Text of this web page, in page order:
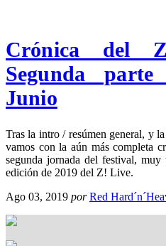
Crónica del
Segunda
Junio
Tras la intro / resúmen general, y
vamos con la aún más completa
segunda jornada del festival,
edición de 2019 del Z! Live.
Ago 03, 2019 por Red